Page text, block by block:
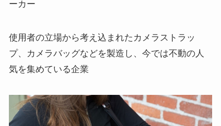
ーカー
使用者の立場から考え込まれたカメラストラッ
プ、カメラバッグなどを製造し、今では不動の人
気を集めている企業